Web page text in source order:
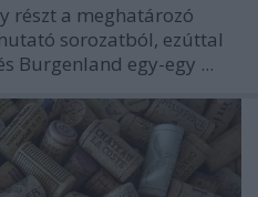
részt a meghatározó
sorozatból, ezúttal
Burgenland egy-egy ...